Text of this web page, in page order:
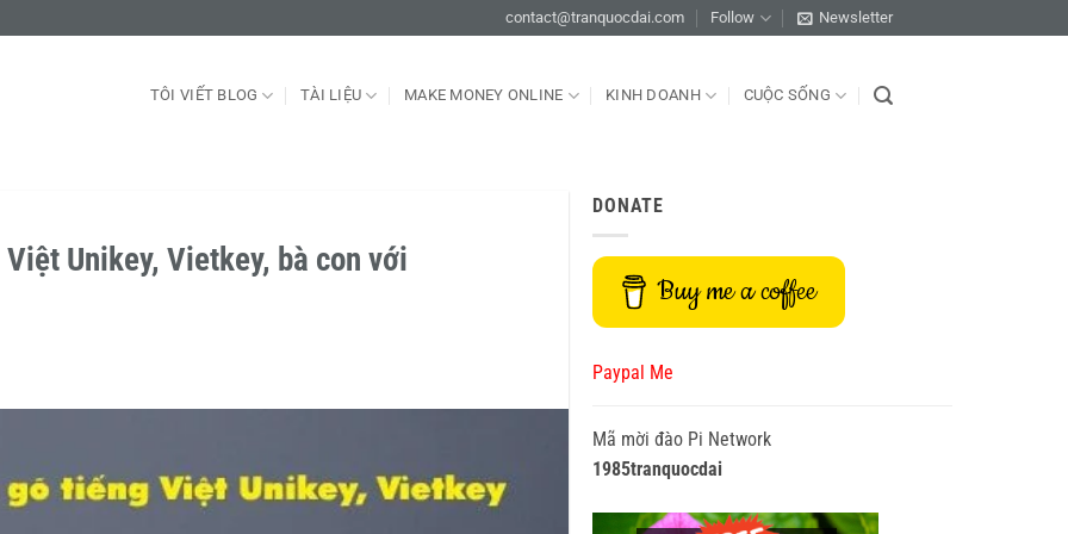
contact@tranquocdai.com Follow Newsletter
TÔI VIẾT BLOG TÀI LIỆU MAKE MONEY ONLINE KINH DOANH CUỘC SỐNG
Unikey, Vietkey, bà con với
DONATE
Buy me a coffee
Paypal Me
Mã mời đào Pi Network
1985tranquocdai